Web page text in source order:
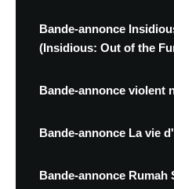
Bande-annonce
(Insidious: Out of the
Bande-annonce violent
Bande-annonce La vie
Bande-annonce Rumah